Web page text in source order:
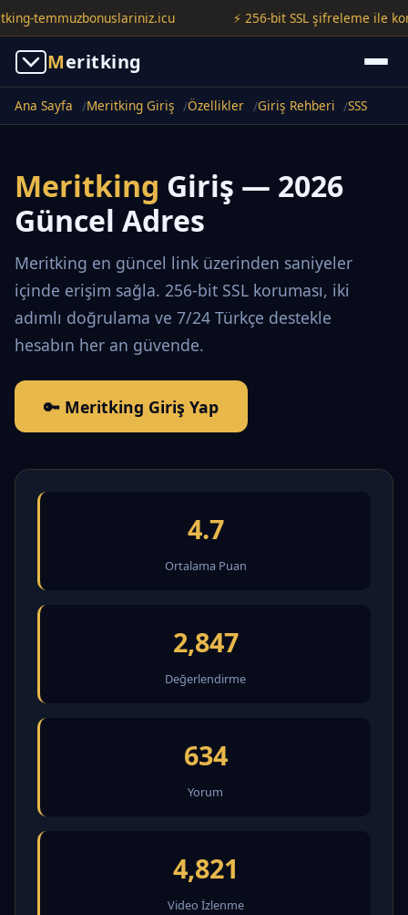
⚡ 256-bit SSL şifreleme ile
Meritking
Ana Sayfa Meritking Giriş Özellikler Giriş Rehberi SSS
Meritking Giriş — 2026
Güncel Adres
Meritking en güncel link üzerinden saniyeler
içinde erişim sağla. 256-bit SSL koruması, iki
adımlı doğrulama ve 7/24 Türkçe destekle
hesabın her an güvende.
🔑 Meritking Giriş Yap
4.7
Ortalama Puan
2,847
Değerlendirme
634
Yorum
4,821
Video İzlenme